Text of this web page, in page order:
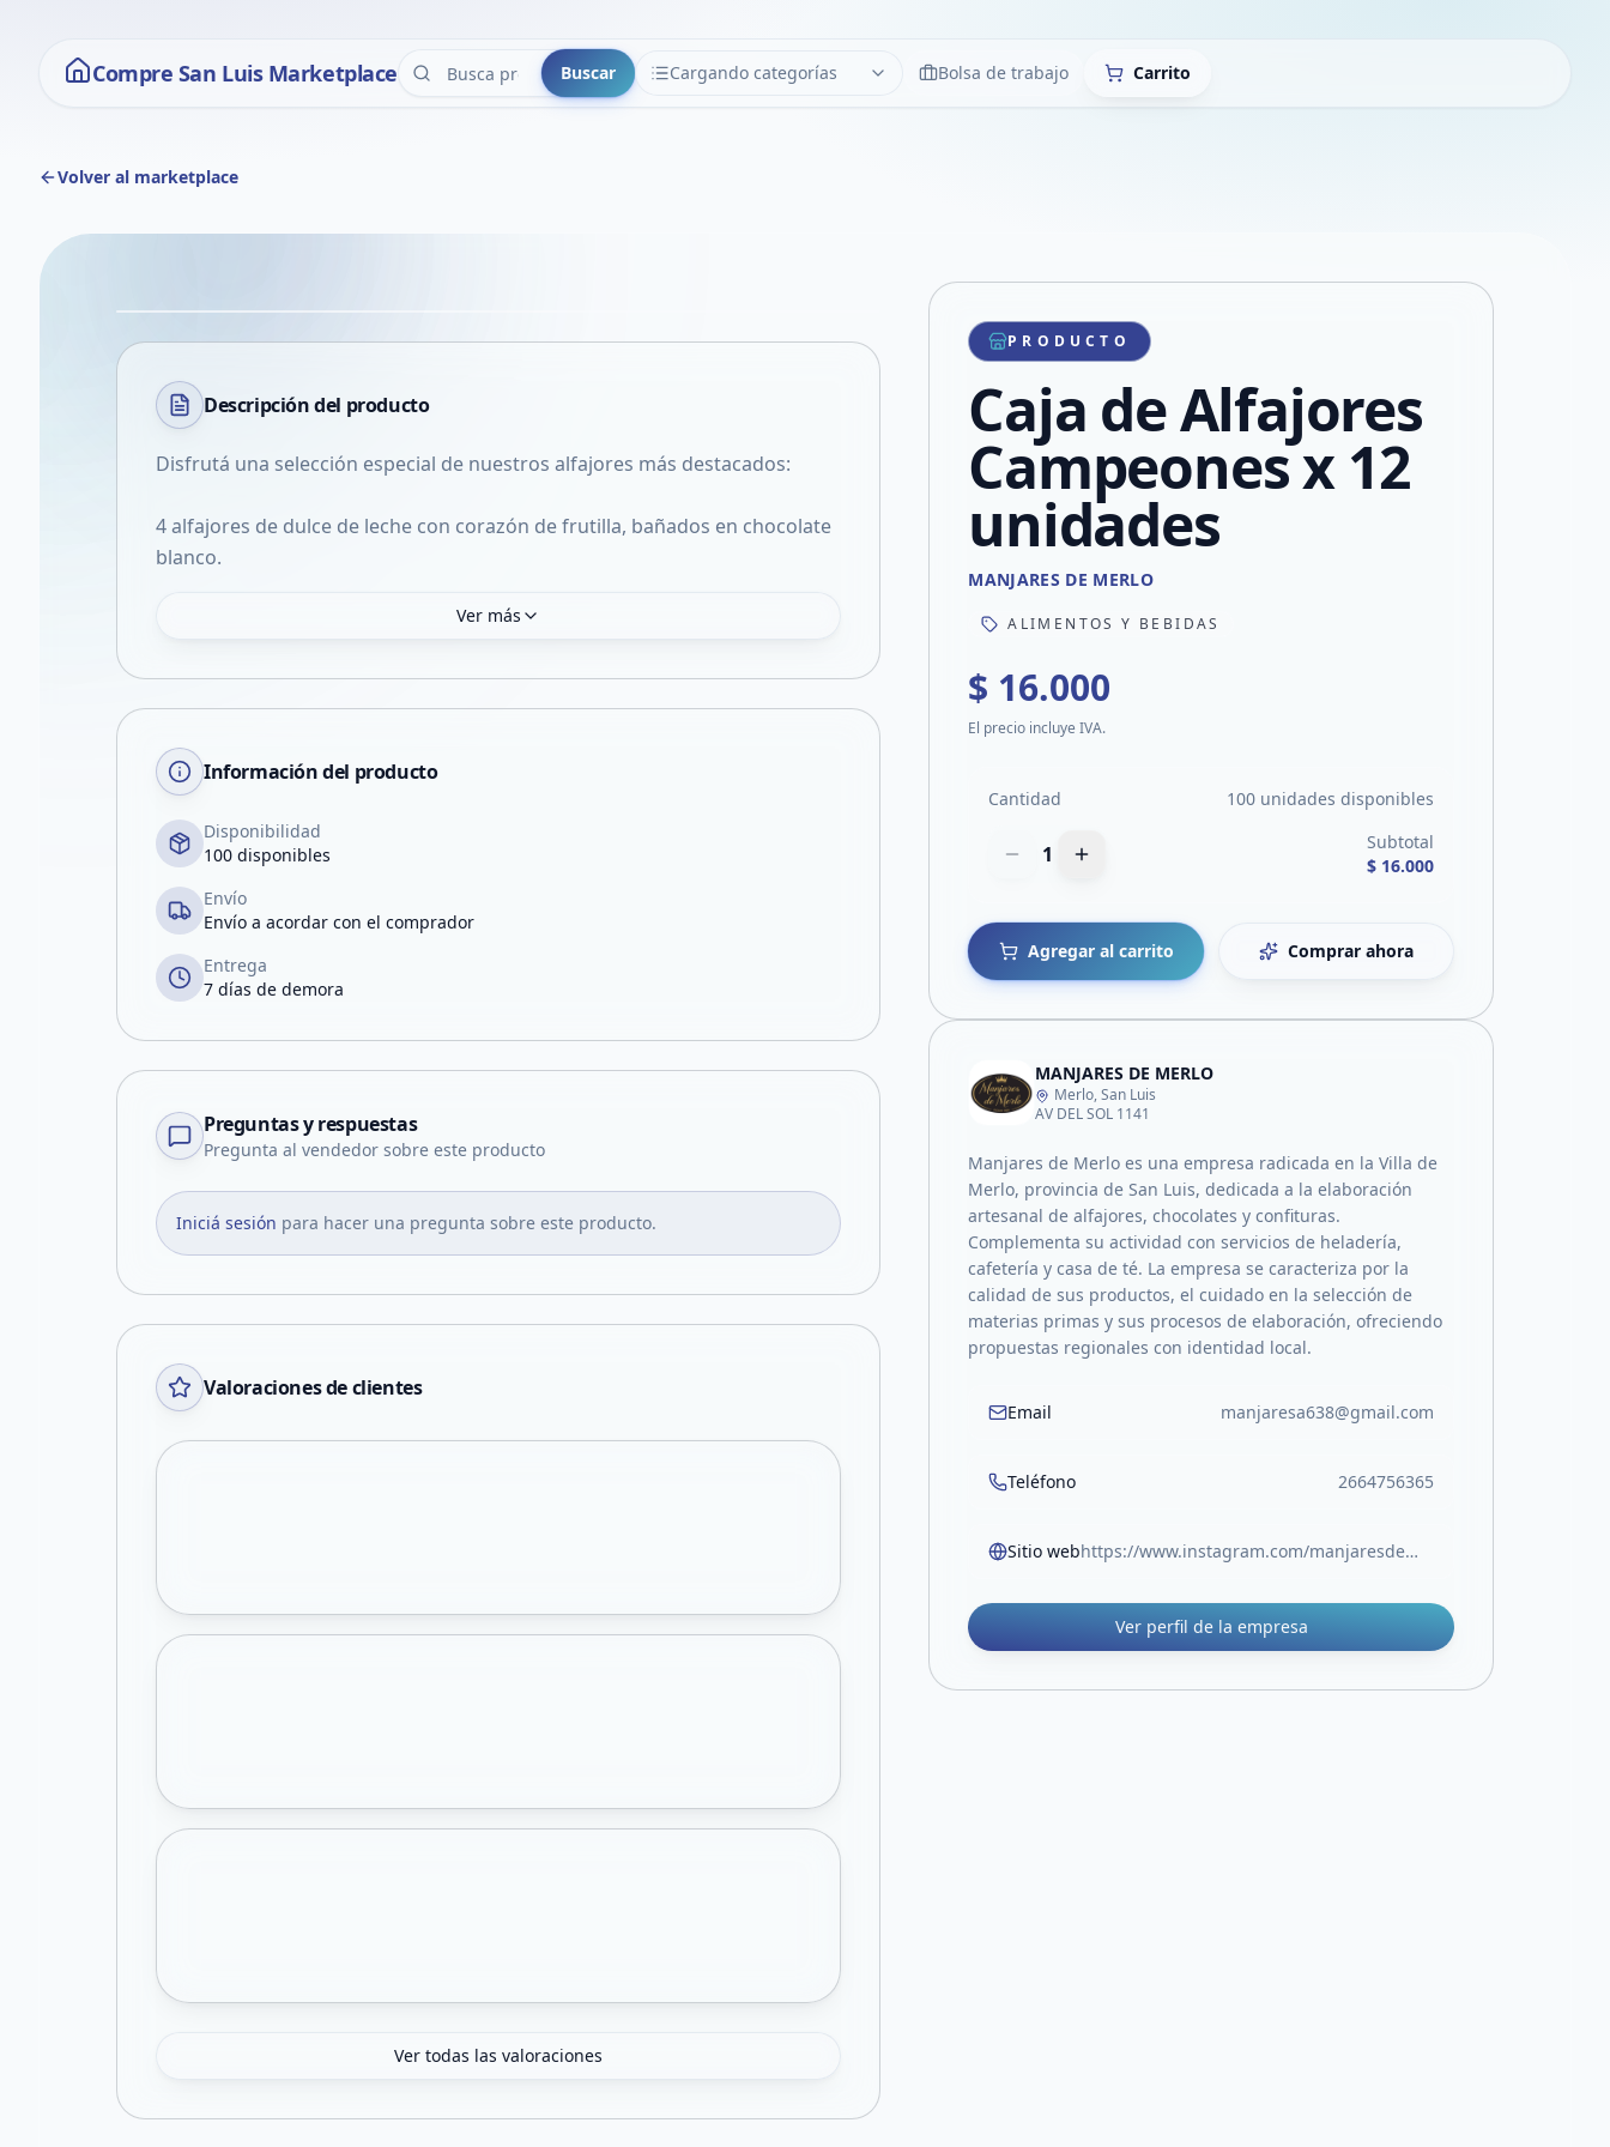
Compre San Luis Marketplace Buscar Cargando categorías
CATEGORÍAS LimpiarBolsa de trabajo Carrito
Volver al marketplace
VER EN PANTALLA COMPLETA
Compartir producto
Compartir por WhatsApp
Compartir por mail
Compartir en Facebook
Descripción del producto
Disfrutá una selección especial de nuestros alfajores más destacados:
4 alfajores de dulce de leche con corazón de frutilla, bañados en chocolate
blanco.
Ver más
Información del producto
Disponibilidad
100 disponibles
Envío
Envío a acordar con el comprador
Entrega
7 días de demora
Preguntas y respuestas
Pregunta al vendedor sobre este producto
Iniciá sesión para hacer una pregunta sobre este producto.
Valoraciones de clientes
Ver todas las valoraciones
PRODUCTO
Caja de Alfajores
Campeones x 12
unidades
MANJARES DE MERLO
ALIMENTOS Y BEBIDAS
$ 16.000
El precio incluye IVA.
Cantidad 100 unidades disponibles
1
Subtotal
$ 16.000
Agregar al carrito Comprar ahora
MANJARES DE MERLO
Merlo, San Luis
AV DEL SOL 1141
Manjares de Merlo es una empresa radicada en la Villa de
Merlo, provincia de San Luis, dedicada a la elaboración
artesanal de alfajores, chocolates y confituras.
Complementa su actividad con servicios de heladería,
cafetería y casa de té. La empresa se caracteriza por la
calidad de sus productos, el cuidado en la selección de
materias primas y sus procesos de elaboración, ofreciendo
propuestas regionales con identidad local.
Email manjaresa638@gmail.com
Teléfono 2664756365
Sitio web https://www.instagram.com/manjaresdemerlo/
Ver perfil de la empresa